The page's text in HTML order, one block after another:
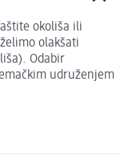
okoliša ili
olakšati
Odabir
udruženjem